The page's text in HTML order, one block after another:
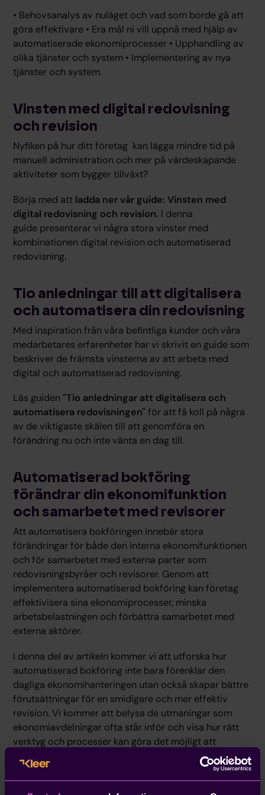
• Behovsanalys av nuläget och vad som borde gå att
göra effektivare • Era mål ni vill uppnå med hjälp av
automatiserade ekonomiprocesser • Upphandling av
olika tjänster och system • Implementering av nya
tjänster och system.
Vinsten med digital redovisning
och revision
Nyfiken på hur ditt företag kan lägga mindre tid på
manuell administration och mer på värdeskapande
aktiviteter som bygger tillväxt?
Börja med att ladda ner vår guide: Vinsten med
digital redovisning och revision. I denna
guide presenterar vi några stora vinster med
kombinationen digital revision och automatiserad
redovisning.
Tio anledningar till att digitalisera
och automatisera din redovisning
Med inspiration från våra befintliga kunder och våra
medarbetares erfarenheter har vi skrivit en guide som
beskriver de främsta vinsterna av att arbeta med
digital och automatiserad redovisning.
Läs guiden "Tio anledningar att digitalisera och
automatisera redovisningen" för att få koll på några
av de viktigaste skälen till att genomföra en
förändring nu och inte vänta en dag till.
Automatiserad bokföring
förändrar din ekonomifunktion
och samarbetet med revisorer
Att automatisera bokföringen innebär stora
förändringar för både den interna ekonomifunktionen
och för samarbetet med externa parter som
redovisningsbyråer och revisorer. Genom att
implementera automatiserad bokföring kan företag
effektivisera sina ekonomiprocesser, minska
arbetsbelastningen och förbättra samarbetet med
externa aktörer.
I denna del av artikeln kommer vi att utforska hur
automatiserad bokföring inte bara förenklar den
dagliga ekonomihanteringen utan också skapar bättre
förutsättningar för en smidigare och mer effektiv
revision. Vi kommer att belysa de utmaningar som
ekonomiavdelningar ofta står inför och visa hur rätt
verktyg och processer kan göra det möjligt att
hantera en växande verksamhet med minimal manuell
insats.